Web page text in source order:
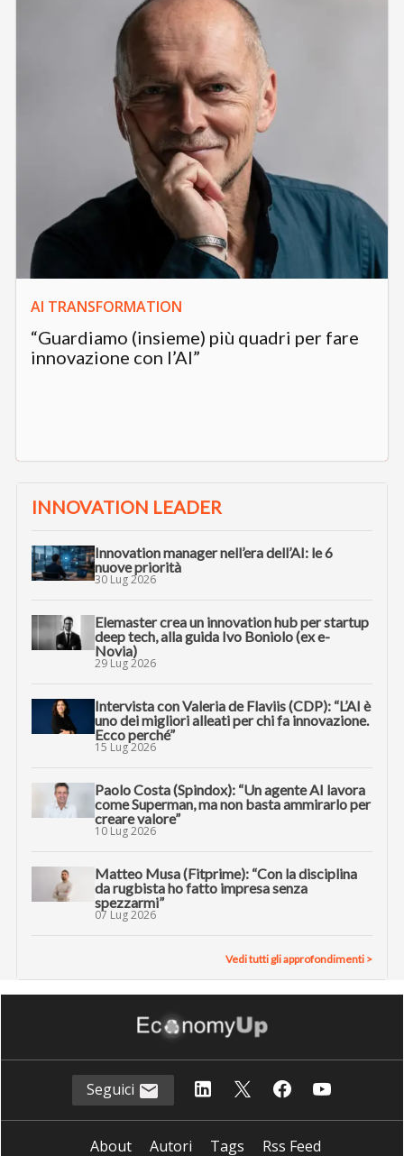
AI TRANSFORMATION
“Guardiamo (insieme) più quadri per fare
innovazione con l’AI”
INNOVATION LEADER
Innovation manager nell’era dell’AI: le 6
nuove priorità
30 Lug 2026
Elemaster crea un innovation hub per startup
deep tech, alla guida Ivo Boniolo (ex e-
Novia)
29 Lug 2026
Intervista con Valeria de Flaviis (CDP): “L’AI è
uno dei migliori alleati per chi fa innovazione.
Ecco perché”
15 Lug 2026
Paolo Costa (Spindox): “Un agente AI lavora
come Superman, ma non basta ammirarlo per
creare valore”
10 Lug 2026
Matteo Musa (Fitprime): “Con la disciplina
da rugbista ho fatto impresa senza
spezzarmi”
07 Lug 2026
Vedi tutti gli approfondimenti >
Seguici
About Autori Tags Rss Feed